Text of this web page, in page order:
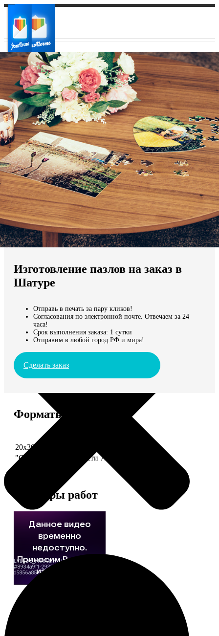
Ваш город:
Ваш регион доставки
Выберите из списка:
Мы доставляем по всему миру
Продолжить без города
Изготовление пазлов на заказ в
Шатуре
Отправь в печать за пару кликов!
Согласования по электронной почте. Отвечаем за 24
часа!
Срок выполнения заказа: 1 сутки
Отправим в любой город РФ и мира!
Сделать заказ
Форматы и цены
Услуга
20х30 110 частей
"Сердце" 20х20 74 части 790
Примеры работ